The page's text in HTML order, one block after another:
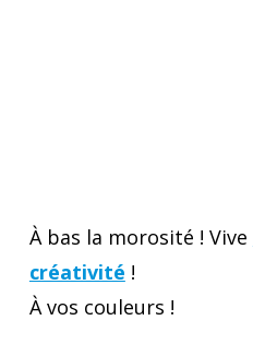
À bas la morosité ! Vive
créativité !
À vos couleurs !